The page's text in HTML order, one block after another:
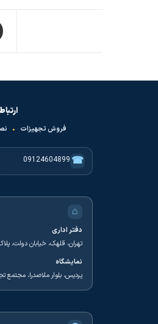
فروش تجهیزات •
☎
09124604899
⌂
دفتر اداری
تهران، قلهک، خیابان دولت، پلاک
نمایشگاه
پردیس، بلوار ملاصدرا، مجتمع